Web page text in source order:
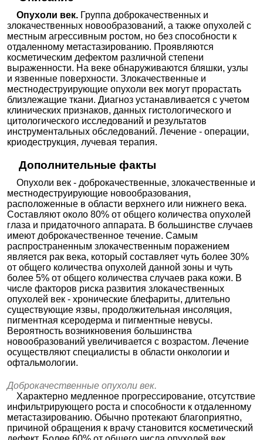
Клиника Дружковых на
Сибгата Хакима 31
Казань, ул. Сибгата Хакима, д.
31
+7(843..показать
1650₽
Запись
Ещё 3246 клиник
Опухоли век. Группа доброкачественных и
злокачественных новообразований, а также опухолей с
местным агрессивным ростом, но без способности к
отдаленному метастазированию. Проявляются
косметическим дефектом различной степени
выраженности. На веке обнаруживаются бляшки, узлы
и язвенные поверхности. Злокачественные и
местнодеструирующие опухоли век могут прорастать
близлежащие ткани. Диагноз устанавливается с учетом
клинических признаков, данных гистологического и
цитологического исследований и результатов
инструментальных обследований. Лечение - операции,
криодеструкция, лучевая терапия.
Дополнительные факты
Опухоли век - доброкачественные, злокачественные и
местнодеструирующие новообразования,
расположенные в области верхнего или нижнего века.
Составляют около 80% от общего количества опухолей
глаза и придаточного аппарата. В большинстве случаев
имеют доброкачественное течение. Самым
распространенным злокачественным поражением
является рак века, который составляет чуть более 30%
от общего количества опухолей данной зоны и чуть
более 5% от общего количества случаев рака кожи. В
числе факторов риска развития злокачественных
опухолей век - хронические блефариты, длительно
существующие язвы, продолжительная инсоляция,
пигментная ксеродерма и пигментные невусы.
Вероятность возникновения большинства
новообразований увеличивается с возрастом. Лечение
осуществляют специалисты в области онкологии и
офтальмологии.
Доброкачественные опухоли век.
Характерно медленное прогрессирование, отсутствие
инфильтрирующего роста и способности к отдаленному
метастазированию. Обычно протекают благоприятно,
причиной обращения к врачу становится косметический